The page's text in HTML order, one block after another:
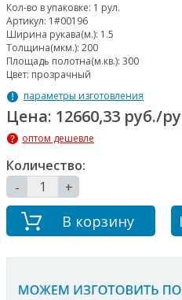
Кол-во в упаковке: 1 рул.
Артикул: 1#00196
Ширина рукава(м.): 1.5
Толщина(мкм.): 200
Площадь полотна(м.кв.): 300
Цвет: прозрачный
параметры изготовления
Цена: 12660,33 руб./
оптом дешевле
Количество:
-
+
В корзину